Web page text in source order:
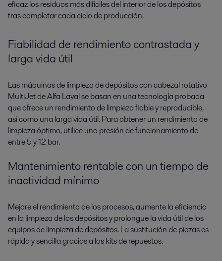
eficaz los residuos más difíciles del interior de los depósitos
tras completar cada ciclo de producción.
Fiabilidad de rendimiento contrastada y
larga vida útil
Las máquinas de limpieza de depósitos con cabezal rotativo
MultiJet de Alfa Laval se basan en una tecnología probada
que ofrece un rendimiento de limpieza fiable y reproducible,
así como una larga vida útil. Para obtener un rendimiento de
limpieza óptimo, utilice una presión de funcionamiento de
entre 5 y 12 bar.
Mantenimiento rentable con un tiempo de
inactividad mínimo
Mejore el rendimiento de los procesos, aumente la eficiencia
en la limpieza de los depósitos y prolongue la vida útil de los
equipos de limpieza de depósitos. La sustitución de piezas es
rápida y sencilla gracias a los kits de repuestos.